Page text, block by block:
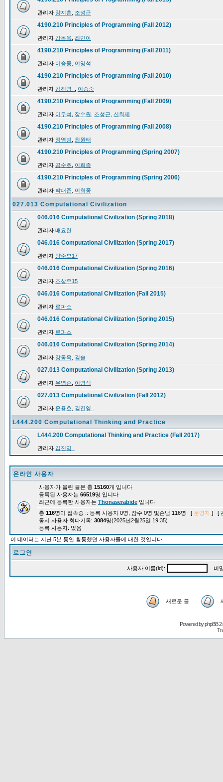
관리자 강지훈 조성근
4190.210 Principles of Programming (Fall 2012)
관리자 강동옥 최민아
4190.210 Principles of Programming (Fall 2011)
관리자 이승중 이영석
4190.210 Principles of Programming (Fall 2010)
관리자 김진영_ 이승중
4190.210 Principles of Programming (Fall 2009)
관리자 이우석 장수원 조성근 신희제
4190.210 Principles of Programming (Fall 2008)
관리자 정영범 최원태
4190.210 Principles of Programming (Spring 2007)
관리자 공순호 이희종
4190.210 Principles of Programming (Spring 2006)
관리자 박대준 이희종
027.013 Computational Civilization
046.016 Computational Civilization (Spring 2018)
관리자 배요한
046.016 Computational Civilization (Spring 2017)
관리자 양준모17
046.016 Computational Civilization (Spring 2016)
관리자 조상우15
046.016 Computational Civilization (Fall 2015)
관리자 로파스
046.016 Computational Civilization (Spring 2015)
관리자 로파스
046.016 Computational Civilization (Spring 2014)
관리자 강동옥 김솔
027.013 Computational Civilization (Spring 2013)
관리자 유병준 이영석
027.013 Computational Civilization (Fall 2012)
관리자 윤용호 김진영_
L444.200 Computational Thinking and Practice
L444.200 Computational Thinking and Practice (Fall 2017)
관리자 김진영_
온라인 사용자
사용자가 올린 글은 총 15160개 입니다
등록된 사용자는 66519명 입니다
최근에 등록한 사용자는 Thonaserabide 입니다
총 116명이 접속중 :: 등록 사용자 0명, 잠수 0명 및손님 116명 [ 운영자 ] [
동시 사용자 최다기록: 3084명(2025년2월25일 19:35)
등록 사용자: 없음
이 데이터는 지난 5분 동안 활동했던 사용자들에 대한 것입니다
로그인
사용자 이름(id): 비
새로운 글
Powered byphpBB